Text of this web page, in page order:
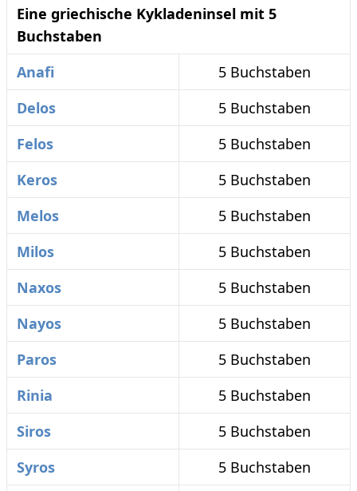
Eine griechische Kykladeninsel mit 5
Buchstaben
Anafi
5 Buchstaben
Delos
5 Buchstaben
Felos
5 Buchstaben
Keros
5 Buchstaben
Melos
5 Buchstaben
Milos
5 Buchstaben
Naxos
5 Buchstaben
Nayos
5 Buchstaben
Paros
5 Buchstaben
Rinia
5 Buchstaben
Siros
5 Buchstaben
Syros
5 Buchstaben